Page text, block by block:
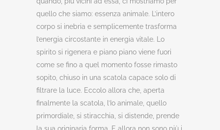
quello che siamo: essenza animale. L’intero
corpo si inebria e semplicemente trasforma
l’energia circostante in energia vitale. Lo
spirito si rigenera e piano piano viene fuori
come se fino a quel momento fosse rimasto
sopito, chiuso in una scatola capace solo di
filtrare la luce. Eccolo allora che, aperta
finalmente la scatola, l’Io animale, quello
primordiale, si stiracchia, si distende, prende